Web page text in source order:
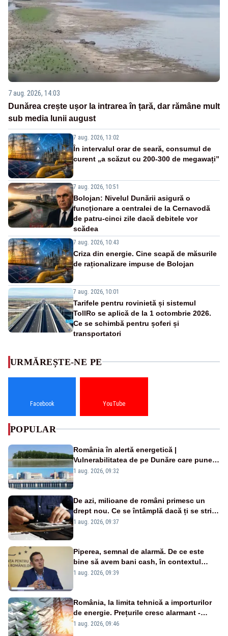
7 aug. 2026, 14:03
Dunărea crește ușor la intrarea în țară, dar rămâne mult
sub media lunii august
7 aug. 2026, 13:02
În intervalul orar de seară, consumul de
curent „a scăzut cu 200-300 de megawați”
7 aug. 2026, 10:51
Bolojan: Nivelul Dunării asigură o
funcționare a centralei de la Cernavodă
de patru-cinci zile dacă debitele vor
scădea
7 aug. 2026, 10:43
Criza din energie. Cine scapă de măsurile
de raționalizare impuse de Bolojan
7 aug. 2026, 10:01
Tarifele pentru rovinietă și sistemul
TollRo se aplică de la 1 octombrie 2026.
Ce se schimbă pentru șoferi și
transportatori
URMĂREȘTE-NE PE
Facebook YouTube
POPULAR
România în alertă energetică |
Vulnerabilitatea de pe Dunăre care pune
în pericol Centrala Cernavodă era
1 aug. 2026, 09:32
De azi, milioane de români primesc un
drept nou. Ce se întâmplă dacă ți se strică
un produs
1 aug. 2026, 09:37
Piperea, semnal de alarmă. De ce este
bine să avem bani cash, în contextul
alertei energetice?
1 aug. 2026, 09:39
România, la limita tehnică a importurilor
de energie. Prețurile cresc alarmant -
Analiză Realitatea Plus
1 aug. 2026, 09:46